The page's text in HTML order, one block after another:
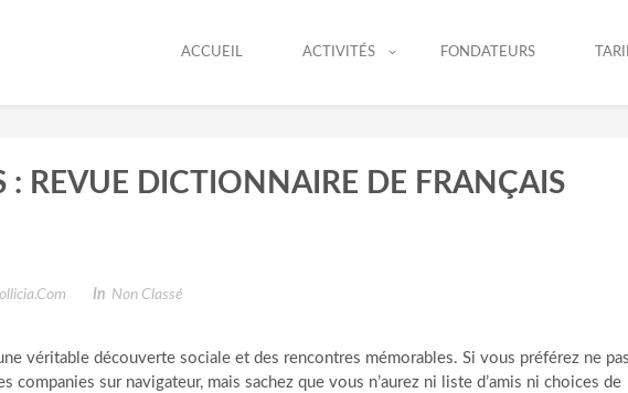
ACCUEIL ACTIVITÉS FONDATEURS
: REVUE DICTIONNAIRE DE FRANÇAIS
In Non Classé
véritable découverte sociale et des rencontres mémorables. Si vous préférez ne pas
companies sur navigateur, mais sachez que vous n’aurez ni liste d’amis ni choices de